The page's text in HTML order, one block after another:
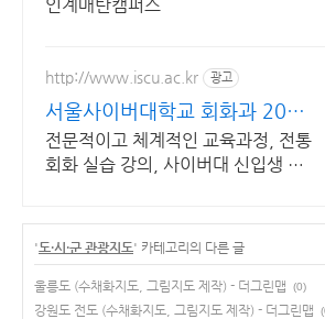
인계매탄캠퍼스
http://www.iscu.ac.kr 광고
서울사이버대학교 회화과 2026
가을학기 신편입생
전문적이고 체계적인 교육과정, 전통
회화 실습 강의, 사이버대 신입생 수
'도·시·군 관광지도' 카테고리의 다른 글
울릉도 (수채화지도, 그림지도 제작) - 더그린맵 (0)
강원도 전도 (수채화지도, 그림지도 제작) - 더그린맵